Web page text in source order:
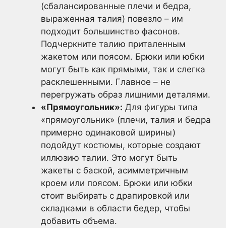
(сбалансированные плечи и бедра,
выраженная талия) повезло – им
подходит большинство фасонов.
Подчеркните талию приталенным
жакетом или поясом. Брюки или юбки
могут быть как прямыми, так и слегка
расклешенными. Главное – не
перегружать образ лишними деталями.
«Прямоугольник»: Для фигуры типа
«прямоугольник» (плечи, талия и бедра
примерно одинаковой ширины)
подойдут костюмы, которые создают
иллюзию талии. Это могут быть
жакеты с баской, асимметричным
кроем или поясом. Брюки или юбки
стоит выбирать с драпировкой или
складками в области бедер, чтобы
добавить объема.